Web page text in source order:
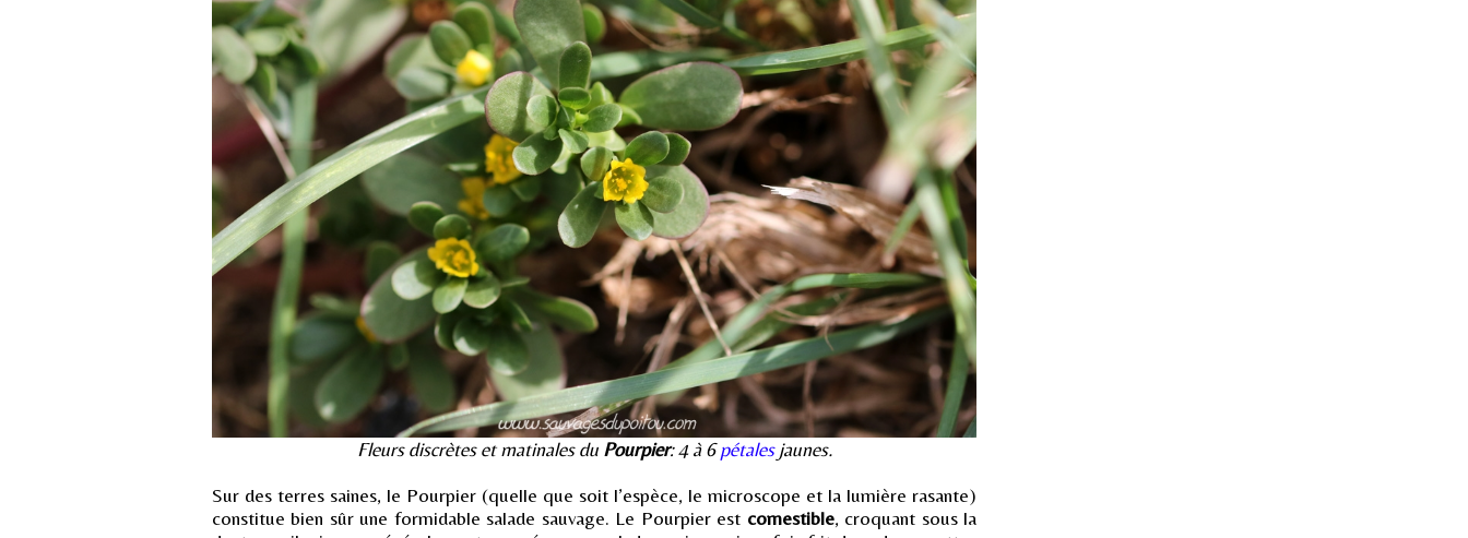
Fleurs discrètes et matinales du Pourpier: 4 à 6pétalesjaunes.
Sur des terres saines, le Pourpier (quelle que soit l’espèce, le microscope et la lumière rasante)
constitue bien sûr une formidable salade sauvage. Le Pourpier est comestible, croquant sous la